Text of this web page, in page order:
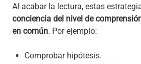
Al acabar la lectura, estas
conciencia del nivel de
en común. Por ejemplo:
Comprobar hipótesis.